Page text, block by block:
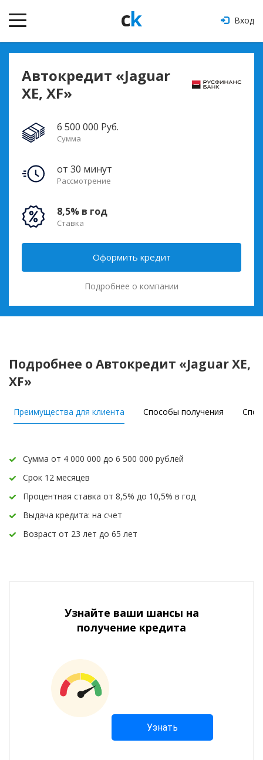
Вход
Автокредит «Jaguar
XE, XF»
6 500 000 Руб.
Сумма
от 30 минут
Рассмотрение
8,5% в год
Ставка
Подробнее о компании
Оформить кредит
Подробнее о Автокредит «Jaguar XE,
XF»
Преимущества для клиента Способы получения
Сумма от 4 000 000 до 6 500 000 рублей
Срок 12 месяцев
Процентная ставка от 8,5% до 10,5% в год
Выдача кредита: на счет
Возраст от 23 лет до 65 лет
Узнайте ваши шансы на
получение кредита